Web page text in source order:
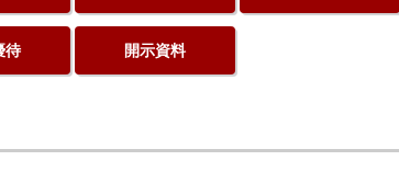
待 開示資料